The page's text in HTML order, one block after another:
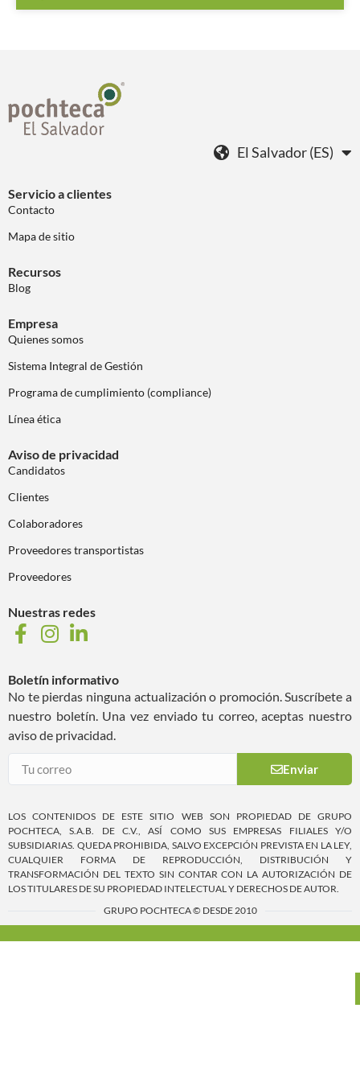
El Salvador (ES)
Servicio a clientes
Contacto
Mapa de sitio
Recursos
Blog
Empresa
Quienes somos
Sistema Integral de Gestión
Programa de cumplimiento (compliance)
Línea ética
Aviso de privacidad
Candidatos
Clientes
Colaboradores
Proveedores transportistas
Proveedores
Nuestras redes
Boletín informativo
No te pierdas ninguna actualización o promoción. Suscríbete a
nuestro boletín. Una vez enviado tu correo, aceptas nuestro
aviso de privacidad.
Enviar
LOS CONTENIDOS DE ESTE SITIO WEB SON PROPIEDAD DE GRUPO
POCHTECA, S.A.B. DE C.V., ASÍ COMO SUS EMPRESAS FILIALES Y/O
SUBSIDIARIAS. QUEDA PROHIBIDA, SALVO EXCEPCIÓN PREVISTA EN LA LEY,
CUALQUIER FORMA DE REPRODUCCIÓN, DISTRIBUCIÓN Y
TRANSFORMACIÓN DEL TEXTO SIN CONTAR CON LA AUTORIZACIÓN DE
LOS TITULARES DE SU PROPIEDAD INTELECTUAL Y DERECHOS DE AUTOR.
GRUPO POCHTECA © DESDE 2010